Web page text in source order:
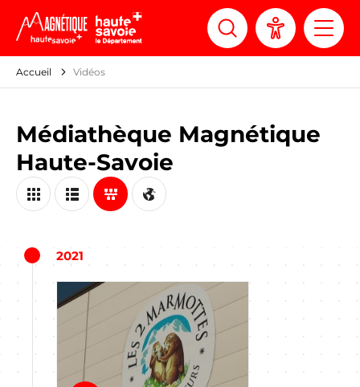
Accueil Vidéos
Médiathèque Magnétique
Haute-Savoie
2021
Panneau de gestion des cookies